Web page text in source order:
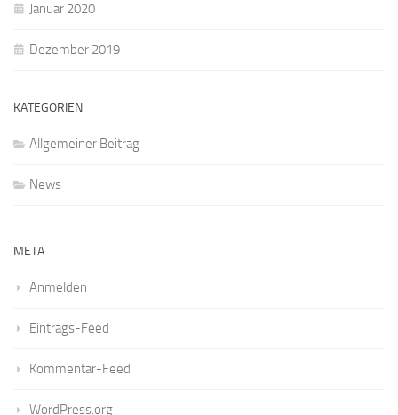
Januar 2020
Dezember 2019
KATEGORIEN
Allgemeiner Beitrag
News
META
Anmelden
Eintrags-Feed
Kommentar-Feed
WordPress.org